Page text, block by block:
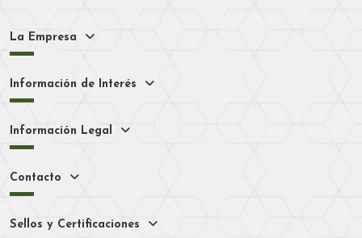
La Empresa
Información de Interés
Información Legal
Contacto
Sellos y Certificaciones